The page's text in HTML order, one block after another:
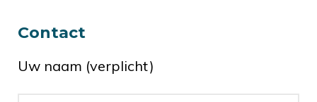
Contact
Uw naam (verplicht)